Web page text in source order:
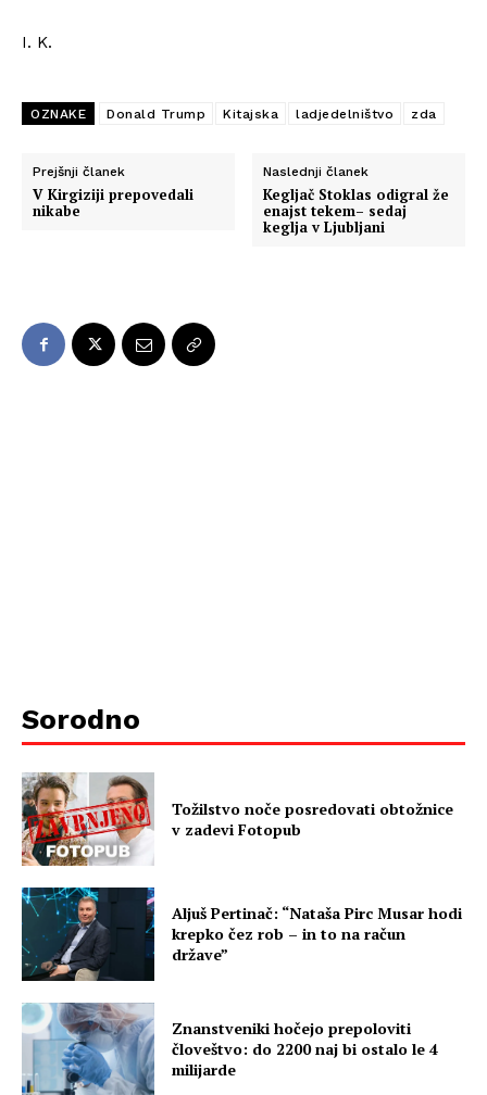
I. K.
OZNAKE Donald Trump Kitajska ladjedelništvo zda
Prejšnji članek
V Kirgiziji prepovedali
nikabe
Naslednji članek
Kegljač Stoklas odigral že
enajst tekem– sedaj
keglja v Ljubljani
Sorodno
Tožilstvo noče posredovati obtožnice
v zadevi Fotopub
Aljuš Pertinač: “Nataša Pirc Musar hodi
krepko čez rob – in to na račun
države”
Znanstveniki hočejo prepoloviti
človeštvo: do 2200 naj bi ostalo le 4
milijarde